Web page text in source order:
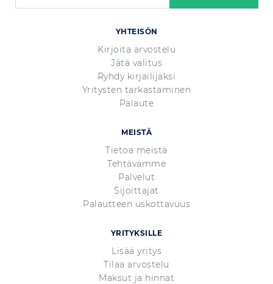
YHTEISÖN
Kirjoita arvostelu
Jätä valitus
Ryhdy kirjailijaksi
Yritysten tarkastaminen
Palaute
MEISTÄ
Tietoa meistä
Tehtävämme
Palvelut
Sijoittajat
Palautteen uskottavuus
YRITYKSILLE
Lisää yritys
Tilaa arvostelu
Maksut ja hinnat